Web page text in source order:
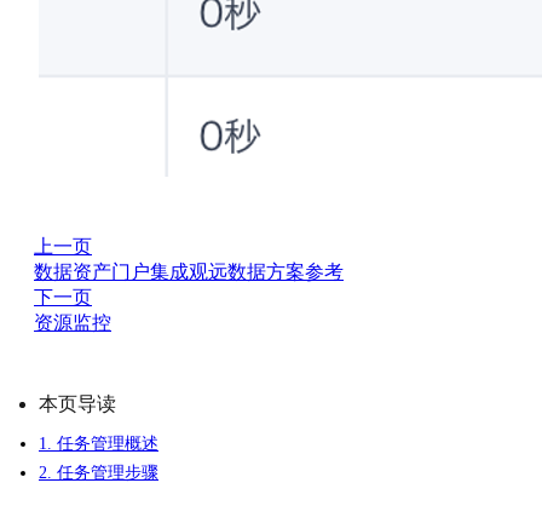
上一页
数据资产门户集成观远数据方案参考
下一页
资源监控
本页导读
1. 任务管理概述
2. 任务管理步骤